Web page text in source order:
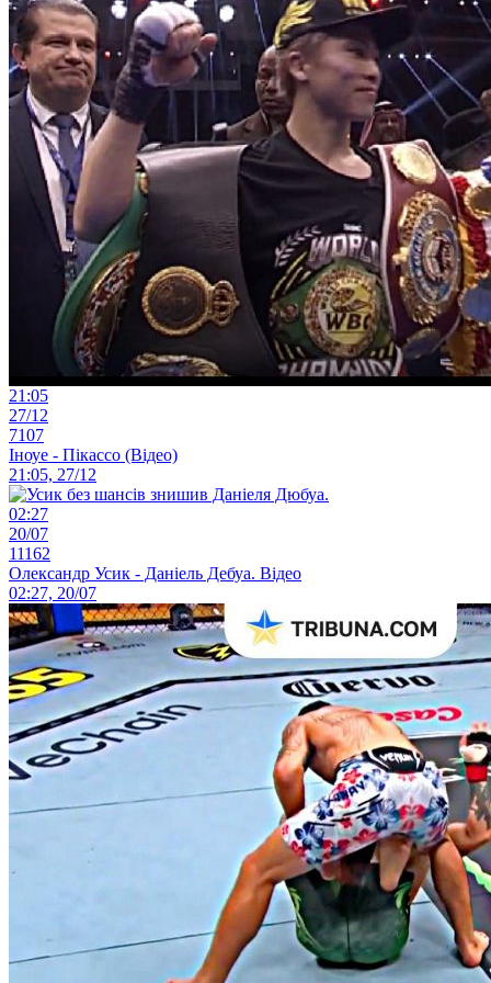
21:05
27/12
7107
Іноуе - Пікассо (Відео)
21:05, 27/12
02:27
20/07
11162
Олександр Усик - Даніель Дебуа. Відео
02:27, 20/07